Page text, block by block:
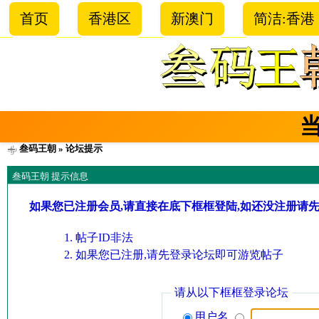
首页 香港区 新澳门 简洁:香港
叁码王朝 » 论坛提示
叁码王朝 提示信息
如果您已注册会员,请直接在底下框框登陆,如还没注册请
帖子ID非法
如果您已注册,请先登录论坛即可游览帖子
请从以下框框登录论坛
用户名